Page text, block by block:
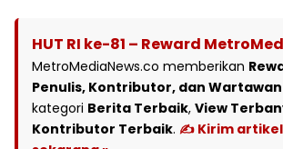
HUT RI ke-81 – Reward
MetroMediaNews.co memberikan
Penulis, Kontributor, dan Wartawan
kategori Berita Terbaik, View
Kontributor Terbaik. ✍️ Kirim artikel